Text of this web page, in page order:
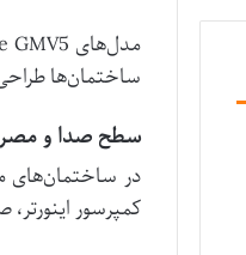
مدل‌های GMV5
ساختمان‌ها
سطح صدا و
در ساختمان‌های
کمپرسور اینورتر، صدای